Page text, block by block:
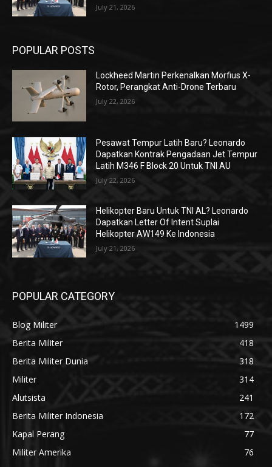
July 21, 2026
POPULAR POSTS
Lockheed Martin Perkenalkan Morfius X-
Rotor, Perangkat Anti-Drone Terbaru
July 22, 2026
Pesawat Tempur Latih Baru? Leonardo
Dapatkan Kontrak Pengadaan Jet Tempur
Latih M346 F Block 20 Untuk TNI AU
July 22, 2026
Helikopter Baru Untuk TNI AL? Leonardo
Dapatkan Letter Of Intent Suplai
Helikopter AW149 Ke Indonesia
July 21, 2026
POPULAR CATEGORY
Blog Militer
1499
Berita Militer
418
Berita Militer Dunia
318
Militer
314
Alutsista
241
Berita Militer Indonesia
172
Kapal Perang
77
Militer Amerika
76